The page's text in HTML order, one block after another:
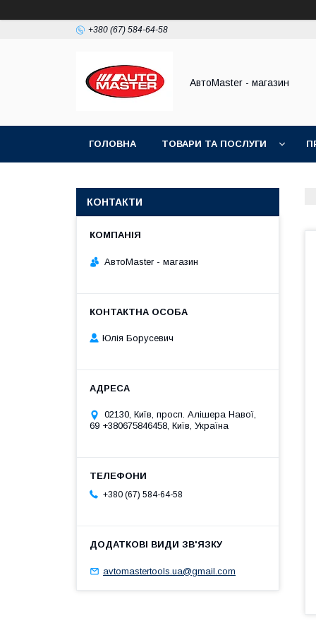
+380 (67) 584-64-58
АвтоMaster - магазин
ГОЛОВНА ТОВАРИ ТА ПОСЛУГИ
КОНТАКТИ
АвтоMaster - магазин
Юлія Борусевич
02130, Київ, просп. Алішера Навої,
69 +380675846458, Київ, Україна
+380 (67) 584-64-58
avtomastertools.ua@gmail.com